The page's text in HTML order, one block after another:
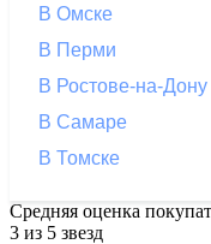
В Омске
В Перми
В Ростове-на-Дону
В Самаре
В Томске
Средняя оценка
3 из 5 звезд